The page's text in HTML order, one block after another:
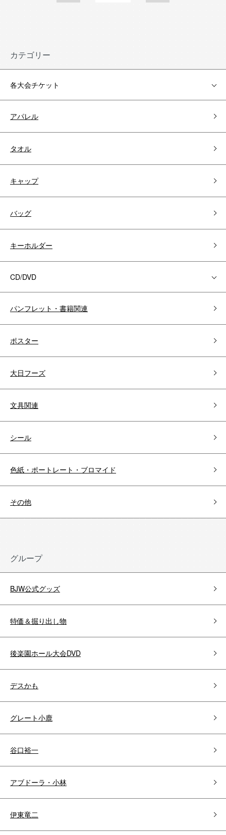
カテゴリー
各大会チケット
アパレル
タオル
キャップ
バッグ
キーホルダー
CD/DVD
パンフレット・書籍関連
ポスター
大日フーズ
文具関連
シール
色紙・ポートレート・ブロマイド
その他
グループ
BJW公式グッズ
特価＆掘り出し物
後楽園ホール大会DVD
デスかも
グレート小鹿
谷口裕一
アブドーラ・小林
伊東竜二